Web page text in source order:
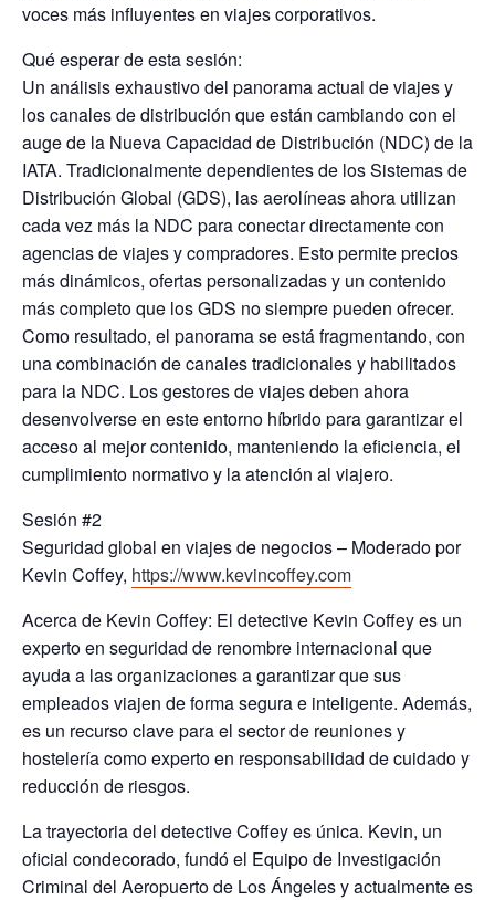
voces más influyentes en viajes corporativos.
Qué esperar de esta sesión:
Un análisis exhaustivo del panorama actual de viajes y
los canales de distribución que están cambiando con el
auge de la Nueva Capacidad de Distribución (NDC) de la
IATA. Tradicionalmente dependientes de los Sistemas de
Distribución Global (GDS), las aerolíneas ahora utilizan
cada vez más la NDC para conectar directamente con
agencias de viajes y compradores. Esto permite precios
más dinámicos, ofertas personalizadas y un contenido
más completo que los GDS no siempre pueden ofrecer.
Como resultado, el panorama se está fragmentando, con
una combinación de canales tradicionales y habilitados
para la NDC. Los gestores de viajes deben ahora
desenvolverse en este entorno híbrido para garantizar el
acceso al mejor contenido, manteniendo la eficiencia, el
cumplimiento normativo y la atención al viajero.
Sesión #2
Seguridad global en viajes de negocios – Moderado por
Kevin Coffey, https://www.kevincoffey.com
Acerca de Kevin Coffey: El detective Kevin Coffey es un
experto en seguridad de renombre internacional que
ayuda a las organizaciones a garantizar que sus
empleados viajen de forma segura e inteligente. Además,
es un recurso clave para el sector de reuniones y
hostelería como experto en responsabilidad de cuidado y
reducción de riesgos.
La trayectoria del detective Coffey es única. Kevin, un
oficial condecorado, fundó el Equipo de Investigación
Criminal del Aeropuerto de Los Ángeles y actualmente es